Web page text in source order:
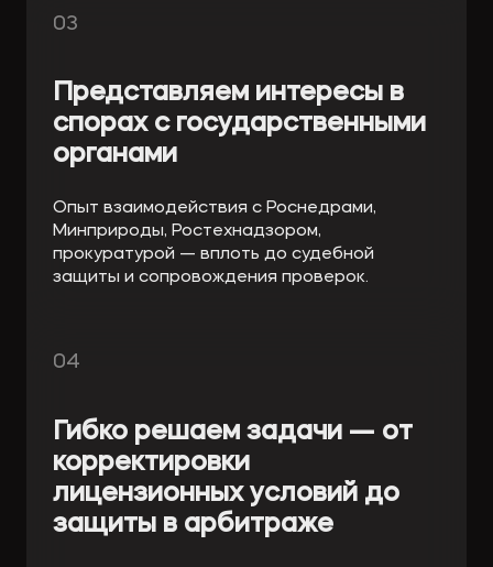
03
Представляем интересы в
спорах с государственными
органами
Опыт взаимодействия с Роснедрами,
Минприроды, Ростехнадзором,
прокуратурой — вплоть до судебной
защиты и сопровождения проверок.
04
Гибко решаем задачи — от
корректировки
лицензионных условий до
защиты в арбитраже